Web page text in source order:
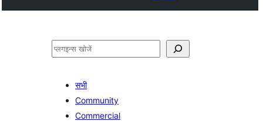
खोजें
सभी
Community
Commercial